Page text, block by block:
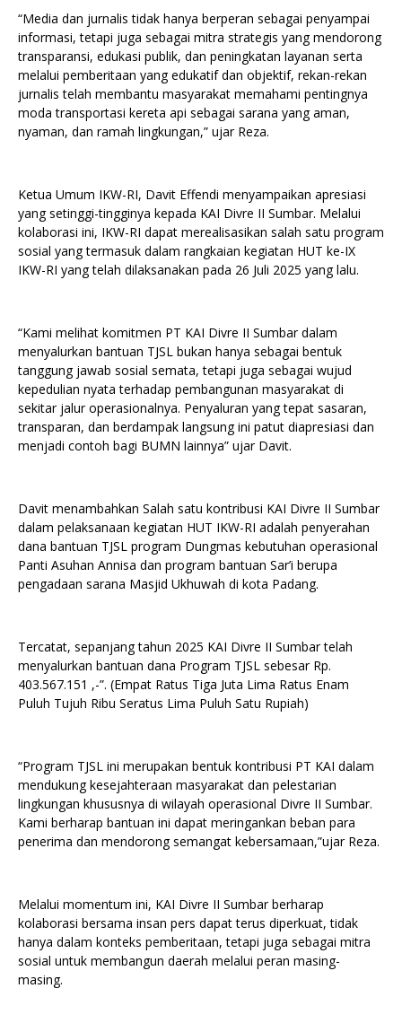
“Media dan jurnalis tidak hanya berperan sebagai penyampai
informasi, tetapi juga sebagai mitra strategis yang mendorong
transparansi, edukasi publik, dan peningkatan layanan serta
melalui pemberitaan yang edukatif dan objektif, rekan-rekan
jurnalis telah membantu masyarakat memahami pentingnya
moda transportasi kereta api sebagai sarana yang aman,
nyaman, dan ramah lingkungan,” ujar Reza.
Ketua Umum IKW-RI, Davit Effendi menyampaikan apresiasi
yang setinggi-tingginya kepada KAI Divre II Sumbar. Melalui
kolaborasi ini, IKW-RI dapat merealisasikan salah satu program
sosial yang termasuk dalam rangkaian kegiatan HUT ke-IX
IKW-RI yang telah dilaksanakan pada 26 Juli 2025 yang lalu.
“Kami melihat komitmen PT KAI Divre II Sumbar dalam
menyalurkan bantuan TJSL bukan hanya sebagai bentuk
tanggung jawab sosial semata, tetapi juga sebagai wujud
kepedulian nyata terhadap pembangunan masyarakat di
sekitar jalur operasionalnya. Penyaluran yang tepat sasaran,
transparan, dan berdampak langsung ini patut diapresiasi dan
menjadi contoh bagi BUMN lainnya” ujar Davit.
Davit menambahkan Salah satu kontribusi KAI Divre II Sumbar
dalam pelaksanaan kegiatan HUT IKW-RI adalah penyerahan
dana bantuan TJSL program Dungmas kebutuhan operasional
Panti Asuhan Annisa dan program bantuan Sar’i berupa
pengadaan sarana Masjid Ukhuwah di kota Padang.
Tercatat, sepanjang tahun 2025 KAI Divre II Sumbar telah
menyalurkan bantuan dana Program TJSL sebesar Rp.
403.567.151 ,-”. (Empat Ratus Tiga Juta Lima Ratus Enam
Puluh Tujuh Ribu Seratus Lima Puluh Satu Rupiah)
“Program TJSL ini merupakan bentuk kontribusi PT KAI dalam
mendukung kesejahteraan masyarakat dan pelestarian
lingkungan khususnya di wilayah operasional Divre II Sumbar.
Kami berharap bantuan ini dapat meringankan beban para
penerima dan mendorong semangat kebersamaan,”ujar Reza.
Melalui momentum ini, KAI Divre II Sumbar berharap
kolaborasi bersama insan pers dapat terus diperkuat, tidak
hanya dalam konteks pemberitaan, tetapi juga sebagai mitra
sosial untuk membangun daerah melalui peran masing-
masing.